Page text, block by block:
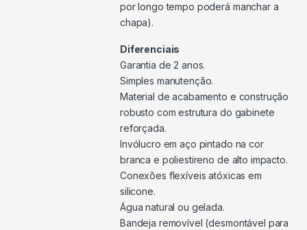
por longo tempo poderá manchar a
chapa).
Diferenciais
Garantia de 2 anos.
Simples manutenção.
Material de acabamento e construção
robusto com estrutura do gabinete
reforçada.
Invólucro em aço pintado na cor
branca e poliestireno de alto impacto.
Conexões flexíveis atóxicas em
silicone.
Água natural ou gelada.
Bandeja removível (desmontável para